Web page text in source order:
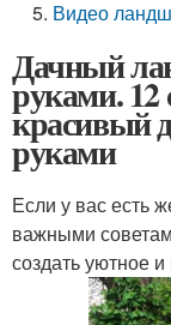
Видео
Дачный
руками. 12
красивый
руками
Если у вас есть
важными
создать уютное